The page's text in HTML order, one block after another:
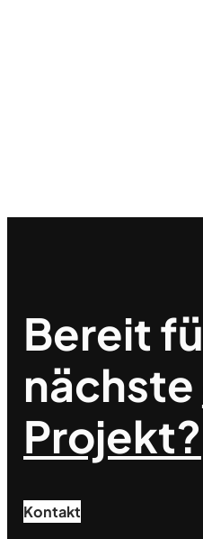
Bereit
nächste
Projekt?
Kontakt